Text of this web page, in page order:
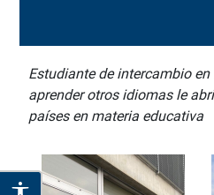
Estudiante de intercambio
aprender otros idiomas le
países en materia educativa